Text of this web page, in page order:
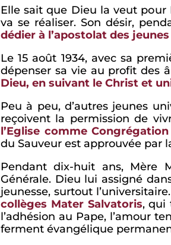
Elle sait que Dieu la veut
va se réaliser. Son désir,
dédier à l’apostolat des
Le 15 août 1934, avec sa
dépenser sa vie au profit des
Dieu, en suivant le Christ et
Peu à peu, d’autres jeunes
reçoivent la permission de
l’Eglise comme
du Sauveur est approuvée par
Pendant dix-huit ans, Mère
Générale. Dieu lui assigné
jeunesse, surtout l’universitaire.
collèges Mater Salvatoris, qui
l’adhésion au Pape, l’amour
ferment évangélique